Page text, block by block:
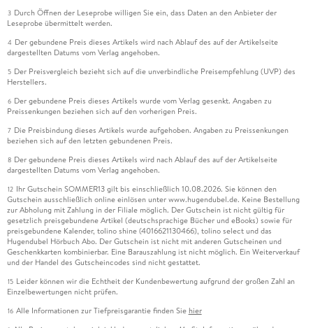
3 Durch Öffnen der Leseprobe willigen Sie ein, dass Daten an den Anbieter der
Leseprobe übermittelt werden.
4 Der gebundene Preis dieses Artikels wird nach Ablauf des auf der Artikelseite
dargestellten Datums vom Verlag angehoben.
5 Der Preisvergleich bezieht sich auf die unverbindliche Preisempfehlung (UVP) des
Herstellers.
6 Der gebundene Preis dieses Artikels wurde vom Verlag gesenkt. Angaben zu
Preissenkungen beziehen sich auf den vorherigen Preis.
7 Die Preisbindung dieses Artikels wurde aufgehoben. Angaben zu Preissenkungen
beziehen sich auf den letzten gebundenen Preis.
8 Der gebundene Preis dieses Artikels wird nach Ablauf des auf der Artikelseite
dargestellten Datums vom Verlag angehoben.
12 Ihr Gutschein SOMMER13 gilt bis einschließlich 10.08.2026. Sie können den
Gutschein ausschließlich online einlösen unter www.hugendubel.de. Keine Bestellung
zur Abholung mit Zahlung in der Filiale möglich. Der Gutschein ist nicht gültig für
gesetzlich preisgebundene Artikel (deutschsprachige Bücher und eBooks) sowie für
preisgebundene Kalender, tolino shine (4016621130466), tolino select und das
Hugendubel Hörbuch Abo. Der Gutschein ist nicht mit anderen Gutscheinen und
Geschenkkarten kombinierbar. Eine Barauszahlung ist nicht möglich. Ein Weiterverkauf
und der Handel des Gutscheincodes sind nicht gestattet.
15 Leider können wir die Echtheit der Kundenbewertung aufgrund der großen Zahl an
Einzelbewertungen nicht prüfen.
16 Alle Informationen zur Tiefpreisgarantie finden Sie hier